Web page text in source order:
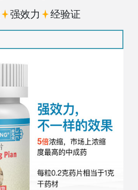
强效力 经验证